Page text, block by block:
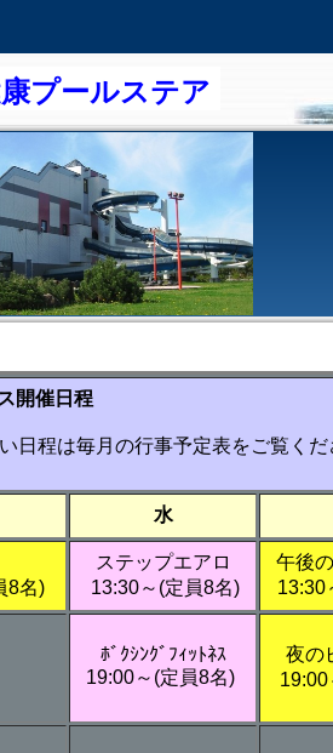
プールステア
開催日程
日程は毎月の行事予定表をご覧くだ
水
8名)
ステップエアロ
13:30～(定員8名)
午後
13:30
ﾎﾞｸｼﾝｸﾞﾌｨｯﾄﾈｽ
19:00～(定員8名)
夜の
19:00